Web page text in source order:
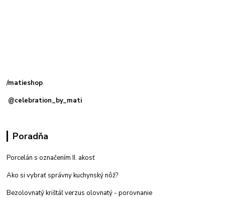
/matieshop
@celebration_by_mati
Poradňa
Porcelán s označením II. akosť
Ako si vybrať správny kuchynský nôž?
Bezolovnatý krištáľ verzus olovnatý - porovnanie